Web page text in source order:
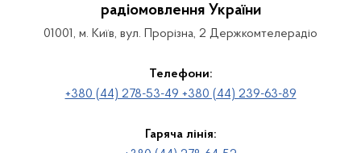
радіомовлення України
01001, м. Київ, вул. Прорізна, 2 Держкомтелерадіо
Телефони:
+380 (44) 278-53-49 +380 (44) 239-63-89
Гаряча лінія: